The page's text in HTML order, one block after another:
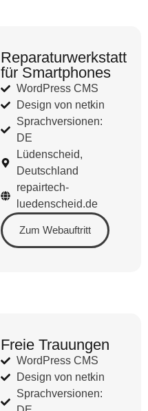
Reparaturwerkstatt
für Smartphones
WordPress CMS
Design von netkin
Sprachversionen:
DE
Lüdenscheid,
Deutschland
repairtech-
luedenscheid.de
Zum Webauftritt
Freie Trauungen
WordPress CMS
Design von netkin
Sprachversionen: